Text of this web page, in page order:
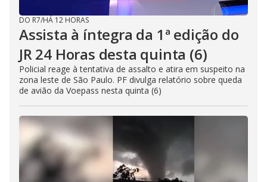
DO R7/HÁ 12 HORAS
Assista à íntegra da 1ª edição do
JR 24 Horas desta quinta (6)
Policial reage à tentativa de assalto e atira em suspeito na
zona leste de São Paulo. PF divulga relatório sobre queda
de avião da Voepass nesta quinta (6)